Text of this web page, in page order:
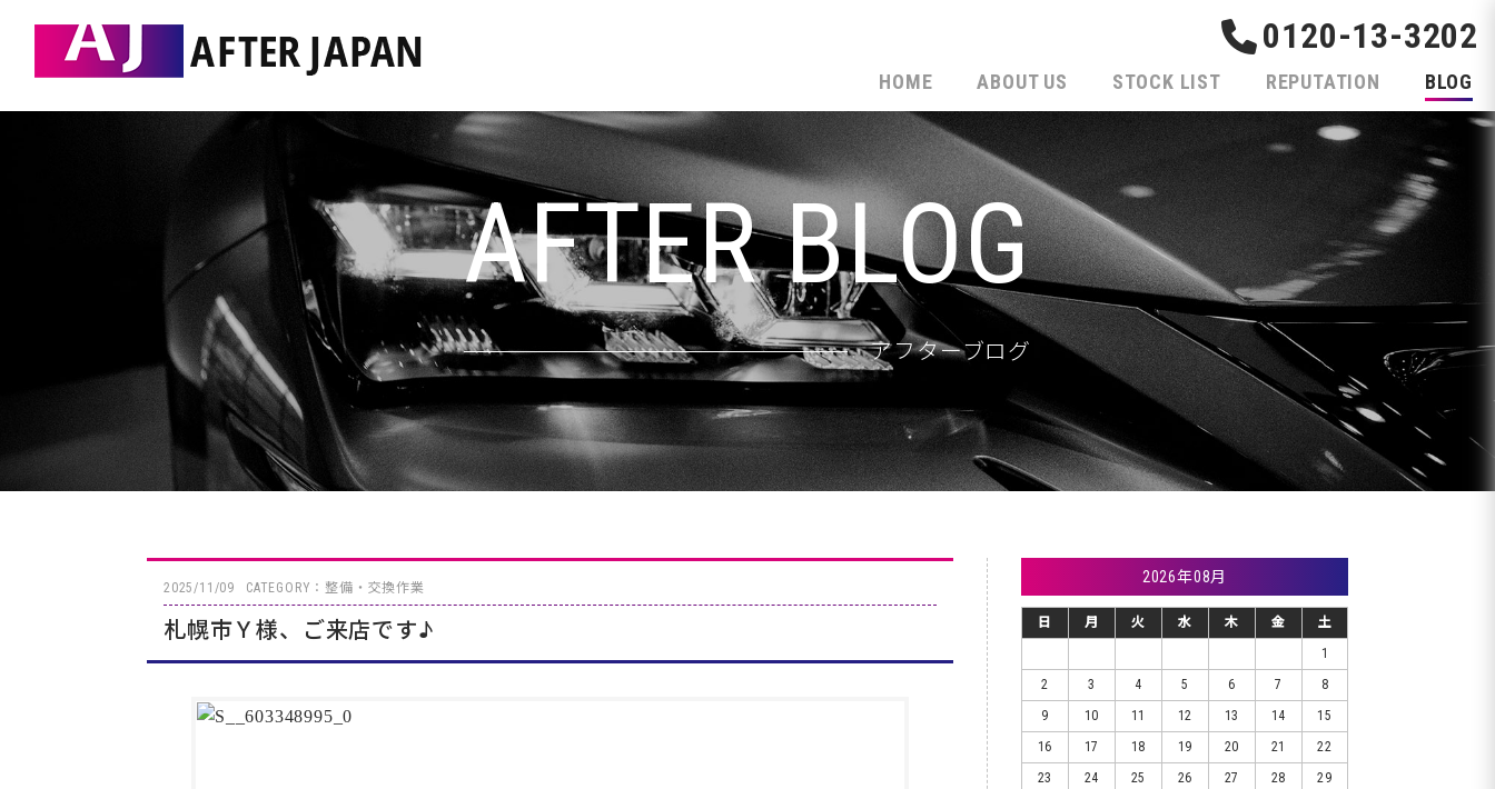
0120-13-3202
HOME ABOUT US STOCK LIST REPUTATION BLOG
AFTER BLOG
アフターブログ
2025/11/09 CATEGORY：整備・交換作業
札幌市Ｙ様、ご来店です♪
2026年08月
日 月 火 水 木 金
土
1
2
3 4 5 6 7
8
9
10 11 12 13 14
15
16
17 18 19 20 21
22
23
24 25 26 27 28
29